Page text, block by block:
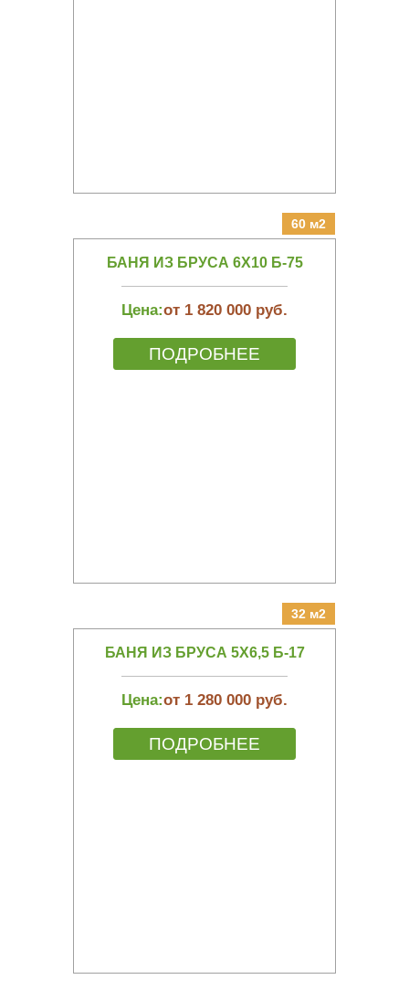
60 м2
БАНЯ ИЗ БРУСА 6Х10 Б-75
Цена:от 1 820 000 руб.
ПОДРОБНЕЕ
32 м2
БАНЯ ИЗ БРУСА 5Х6,5 Б-17
Цена:от 1 280 000 руб.
ПОДРОБНЕЕ